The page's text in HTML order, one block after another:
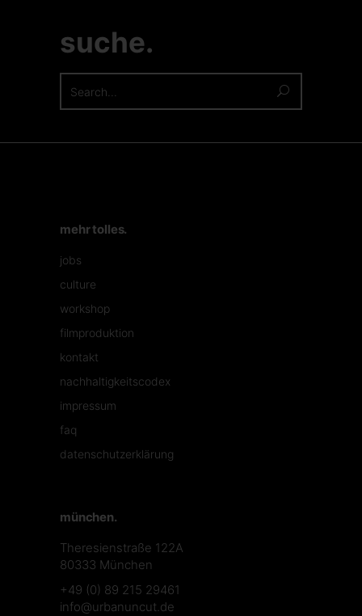
suche.
for:
mehr tolles.
jobs
culture
workshop
filmproduktion
kontakt
nachhaltigkeitscodex
impressum
faq
datenschutzerklärung
münchen.
Theresienstraße 122A
80333 München
+49 (0) 89 215 29461
info@urbanuncut.de